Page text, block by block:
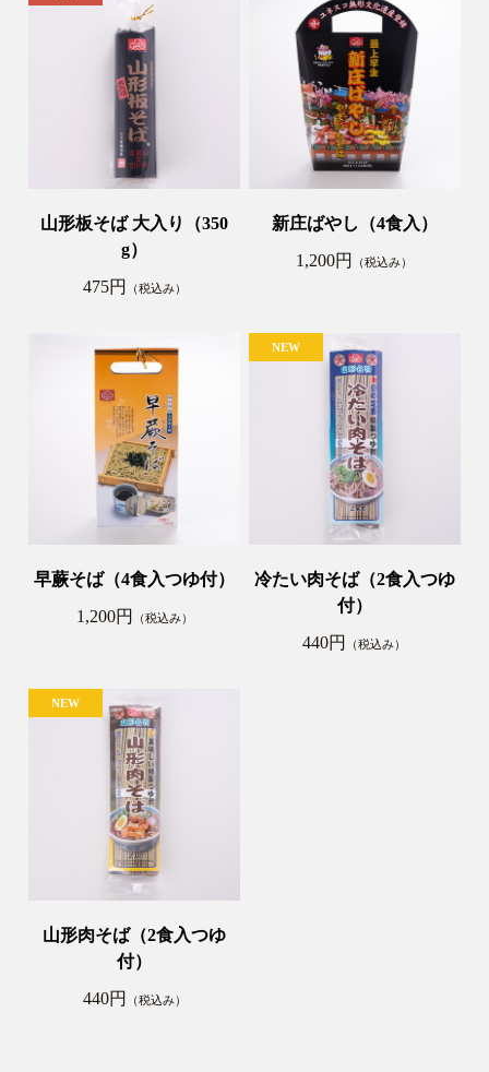
山形板そば 大入り（350
g）
475円
（税込み）
新庄ばやし（4食入）
1,200円
（税込み）
早蕨そば（4食入つゆ付）
1,200円
（税込み）
冷たい肉そば（2食入つゆ
付）
440円
（税込み）
山形肉そば（2食入つゆ
付）
440円
（税込み）